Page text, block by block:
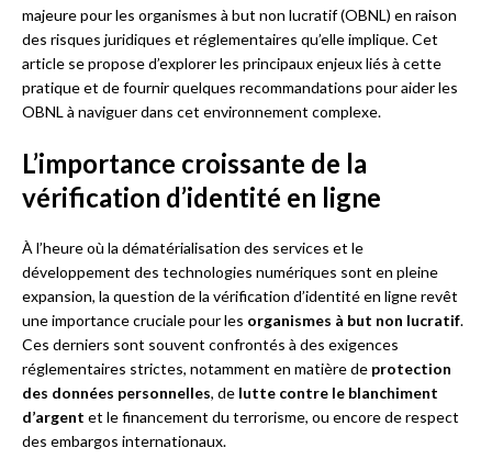
majeure pour les organismes à but non lucratif (OBNL) en raison
des risques juridiques et réglementaires qu’elle implique. Cet
article se propose d’explorer les principaux enjeux liés à cette
pratique et de fournir quelques recommandations pour aider les
OBNL à naviguer dans cet environnement complexe.
L’importance croissante de la
vérification d’identité en ligne
À l’heure où la dématérialisation des services et le
développement des technologies numériques sont en pleine
expansion, la question de la vérification d’identité en ligne revêt
une importance cruciale pour les organismes à but non lucratif.
Ces derniers sont souvent confrontés à des exigences
réglementaires strictes, notamment en matière de protection
des données personnelles, de lutte contre le blanchiment
d’argent et le financement du terrorisme, ou encore de respect
des embargos internationaux.